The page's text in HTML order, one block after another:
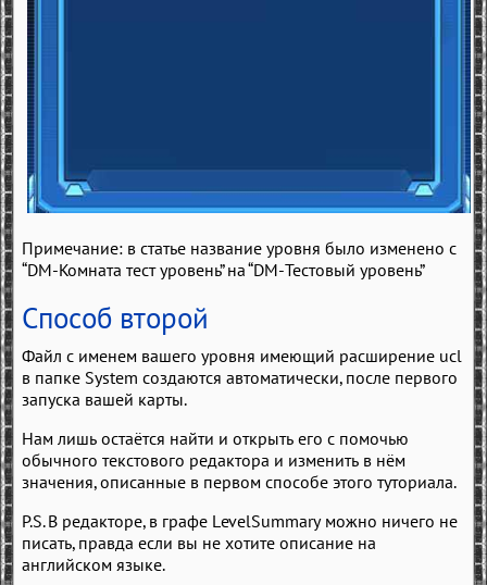
Примечание: в статье название уровня было изменено с
“DM-Комната тест уровень” на “DM-Тестовый уровень”
Способ второй
Файл с именем вашего уровня имеющий расширение ucl
в папке System создаются автоматически, после первого
запуска вашей карты.
Нам лишь остаётся найти и открыть его с помочью
обычного текстового редактора и изменить в нём
значения, описанные в первом способе этого туториала.
P.S. В редакторе, в графе LevelSummary можно ничего не
писать, правда если вы не хотите описание на
английском языке.